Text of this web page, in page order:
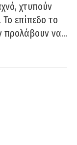
χτυπούν
επίπεδο το
προλάβουν να…